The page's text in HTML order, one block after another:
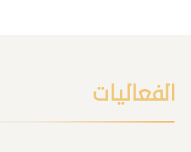
الفعاليات